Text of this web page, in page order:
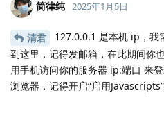
简律纯 2025年1月5日
清君
127.0.0.1 是本机 ip，我
到这里，记得发邮箱，在此期间你
用手机访问你的服务器 ip:端口 来
浏览器，记得开启“启用Javascripts”